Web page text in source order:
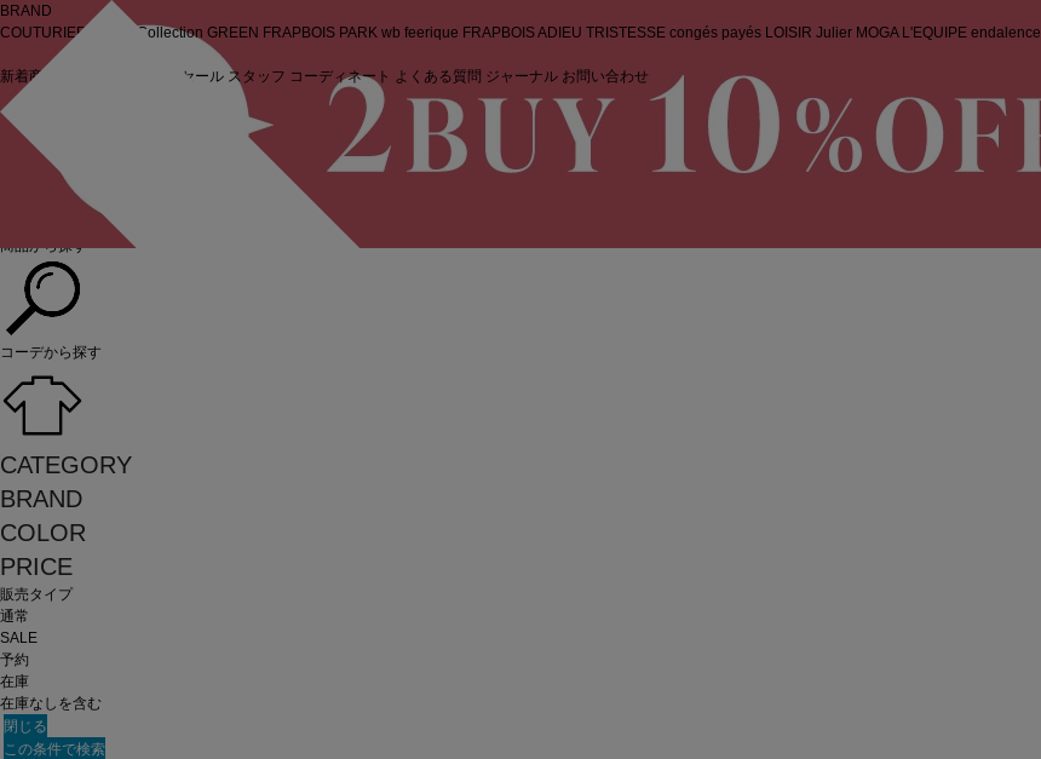
ログイン
商品から探す
コーデから探す
CATEGORY
BRAND
COLOR
PRICE
販売タイプ
通常
SALE
予約
在庫
在庫なしを含む
閉じる
この条件で検索
BRAND
COUTURIER
MOGA Collection GREEN FRAPBOIS PARK wb feerique FRAPBOISADIEU TRISTESSE congés payés LOISIR Julier MOGA L'EQUIPE endalence
新着商品 セール スタッフ コーディネート よくある質問 ジャーナル お問い合わせ